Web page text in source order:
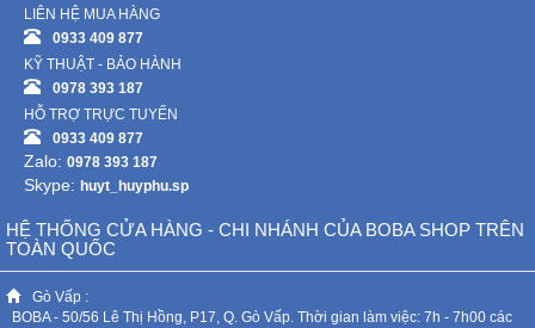
LIÊN HỆ MUA HÀNG
0933 409 877
KỸ THUẬT - BẢO HÀNH
0978 393 187
HỖ TRỢ TRỰC TUYẾN
0933 409 877
Zalo: 0978 393 187
Skype: huyt_huyphu.sp
HỆ THỐNG CỬA HÀNG - CHI NHÁNH CỦA BOBA SHOP TRÊN
TOÀN QUỐC
Gò Vấp :
BOBA - 50/56 Lê Thị Hồng, P17, Q. Gò Vấp. Thời gian làm việc: 7h - 7h00 các